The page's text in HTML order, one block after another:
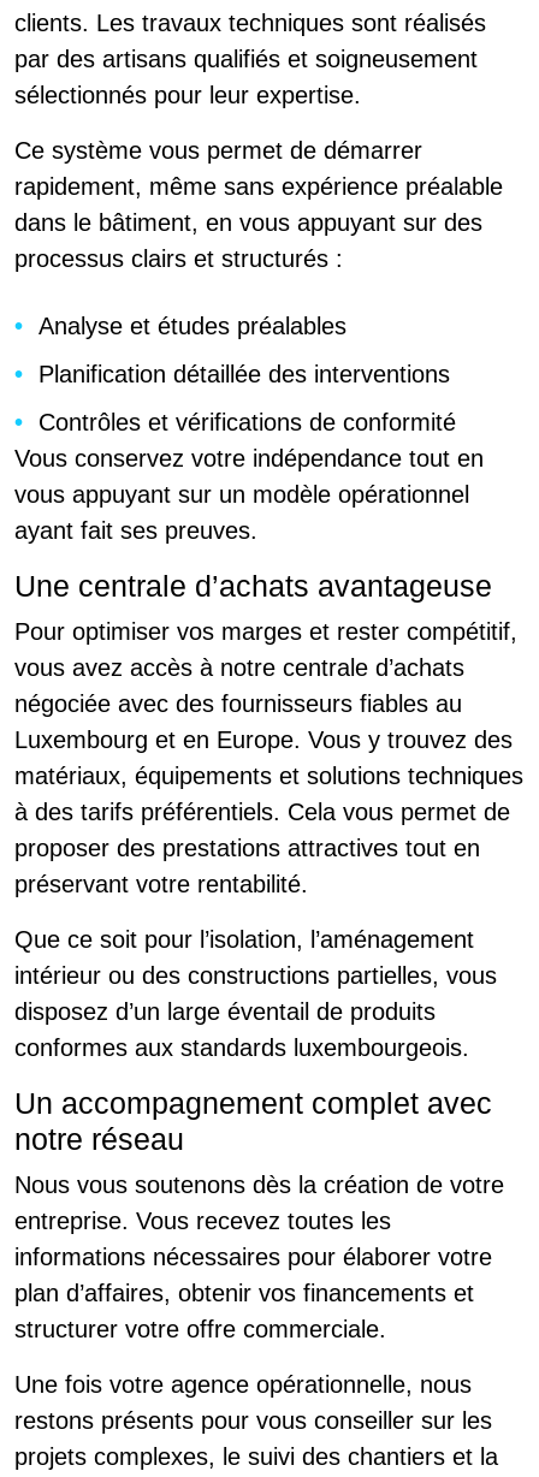
clients. Les travaux techniques sont réalisés
par des artisans qualifiés et soigneusement
sélectionnés pour leur expertise.
Ce système vous permet de démarrer
rapidement, même sans expérience préalable
dans le bâtiment, en vous appuyant sur des
processus clairs et structurés :
Analyse et études préalables
Planification détaillée des interventions
Contrôles et vérifications de conformité
Vous conservez votre indépendance tout en
vous appuyant sur un modèle opérationnel
ayant fait ses preuves.
Une centrale d’achats avantageuse
Pour optimiser vos marges et rester compétitif,
vous avez accès à notre centrale d’achats
négociée avec des fournisseurs fiables au
Luxembourg et en Europe. Vous y trouvez des
matériaux, équipements et solutions techniques
à des tarifs préférentiels. Cela vous permet de
proposer des prestations attractives tout en
préservant votre rentabilité.
Que ce soit pour l’isolation, l’aménagement
intérieur ou des constructions partielles, vous
disposez d’un large éventail de produits
conformes aux standards luxembourgeois.
Un accompagnement complet avec
notre réseau
Nous vous soutenons dès la création de votre
entreprise. Vous recevez toutes les
informations nécessaires pour élaborer votre
plan d’affaires, obtenir vos financements et
structurer votre offre commerciale.
Une fois votre agence opérationnelle, nous
restons présents pour vous conseiller sur les
projets complexes, le suivi des chantiers et la